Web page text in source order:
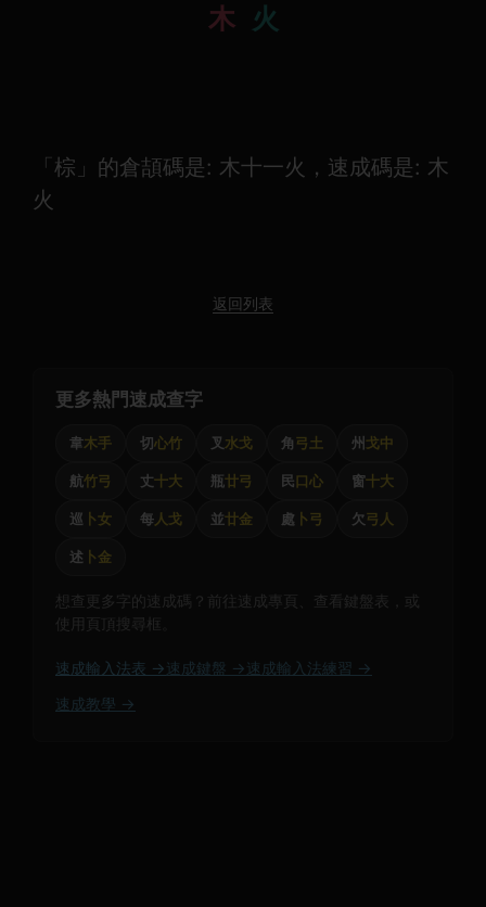
木 火
「棕」的倉頡碼是: 木十一火，速成碼是: 木
火
返回列表
更多熱門速成查字
韋木手 切心竹 叉 水戈 角弓土 州 戈中
航竹弓 丈十大 瓶廿弓 民口心 窗十大
巡 卜女 每人戈 並廿金 處 卜弓 欠弓人
述 卜金
想查更多字的速成碼？前往速成專頁、查看鍵盤表，或
使用頁頂搜尋框。
速成輸入法表 → 速成鍵盤 → 速成輸入法練習 →
速成教學 →